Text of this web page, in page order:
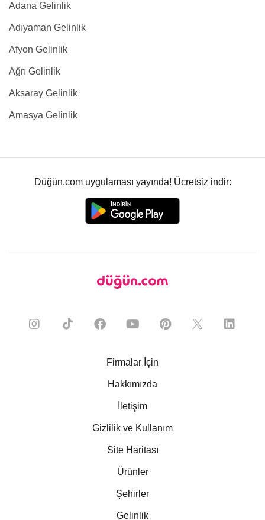
Adana Gelinlik
Adıyaman Gelinlik
Afyon Gelinlik
Ağrı Gelinlik
Aksaray Gelinlik
Amasya Gelinlik
Düğün.com uygulaması yayında! Ücretsiz indir:
Firmalar İçin
Hakkımızda
İletişim
Gizlilik ve Kullanım
Site Haritası
Ürünler
Şehirler
Gelinlik